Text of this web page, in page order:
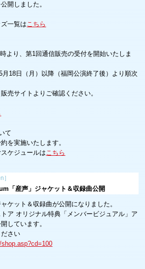
開しました。
一覧はこちら
より、第1回通信販売の受付を開始いたしま
月18日（月）以降（福岡公演終了後）より順次
売サイトよりご確認ください。
て
を実施いたします。
ケジュールはこちら
「産声」ジャケット＆収録曲公開
ケット＆収録曲が公開になりました。
ア オリジナル特典「メンバービジュアル」ア
しています。
さい